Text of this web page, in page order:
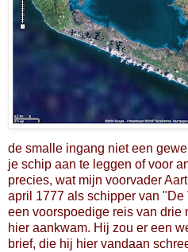
de smalle ingang niet een
je schip aan te leggen of voor
precies, wat mijn voorvader
april 1777 als schipper van
een voorspoedige reis van drie
hier aankwam. Hij zou er een
brief, die hij hier vandaan